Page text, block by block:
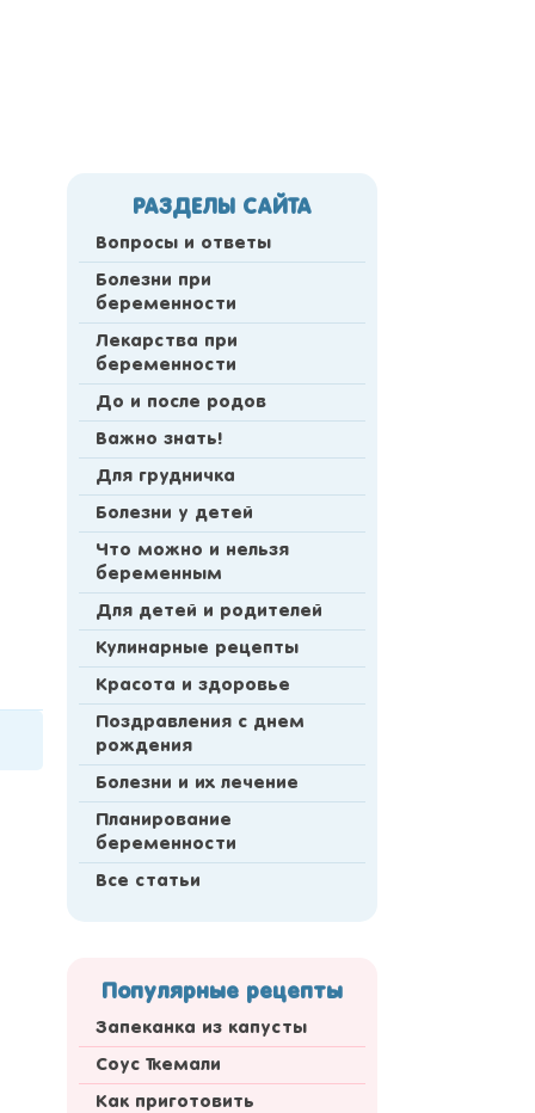
РАЗДЕЛЫ САЙТА
Вопросы и ответы
Болезни при
беременности
Лекарства при
беременности
До и после родов
Важно знать!
Для грудничка
Болезни у детей
Что можно и нельзя
беременным
Для детей и родителей
Кулинарные рецепты
Красота и здоровье
Поздравления с днем
рождения
Болезни и их лечение
Планирование
беременности
Все статьи
Популярные рецепты
Запеканка из капусты
Соус Ткемали
Как приготовить